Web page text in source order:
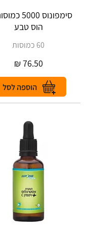
הוס טבע
60 כמוסות
76.50
₪